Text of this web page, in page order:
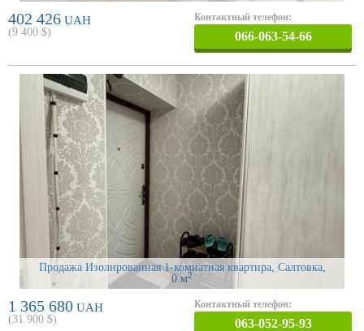
402 426 UAH
(9 400 $)
Контактный телефон:
066-063-54-66
Продажа Изолированная 1-комнатная квартира, Салтовка,
0 м2
1 365 680 UAH
(31 900 $)
Контактный телефон:
063-052-95-93